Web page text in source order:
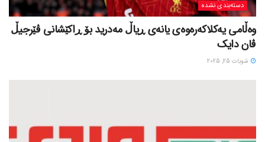
دسته‌بندی نشده
وەڵامی یەکلاکەرەوەی یانەی ڕیاڵ مەدرید بۆ ڕاکێشانی ڤێرجیڵ
ڤان دایک
شوبات 25, 2025